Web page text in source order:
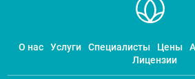
О нас Услуги Специалисты Цены
Лицензии